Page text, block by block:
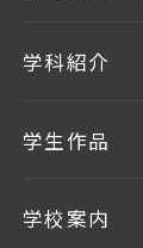
学科紹介
学生作品
学校案内